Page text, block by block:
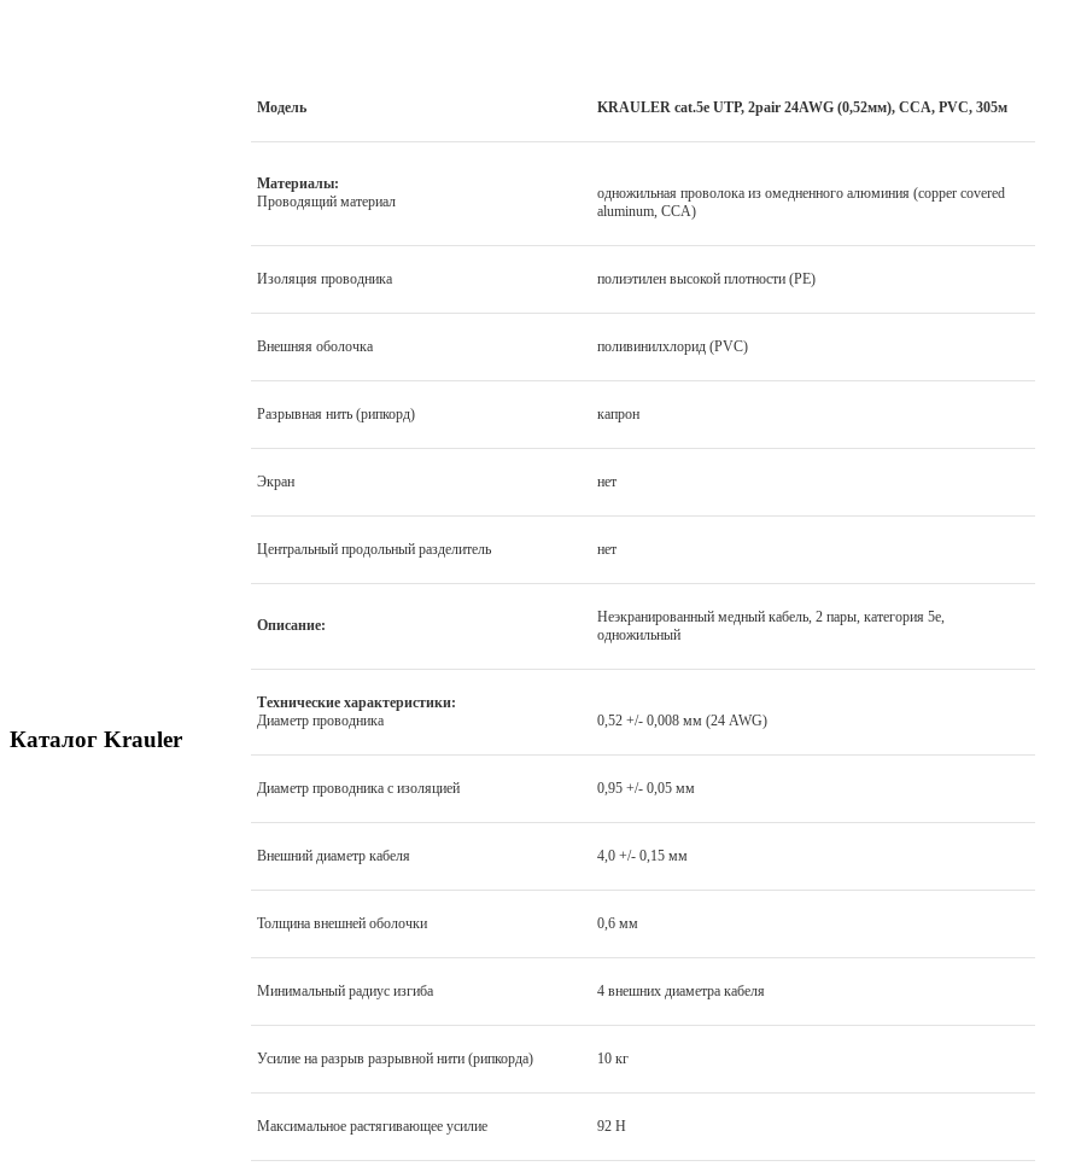
Каталог Krauler
Модель KRAULER cat.5e UTP, 2pair 24AWG (0,52мм), CCA, PVC, 305м
Материалы:
Проводящий материал
одножильная проволока из омедненного алюминия (copper covered
aluminum, CCA)
Изоляция проводника полиэтилен высокой плотности (PE)
Внешняя оболочка поливинилхлорид (PVC)
Разрывная нить (рипкорд) капрон
Экран нет
Центральный продольный разделитель нет
Описание:
Неэкранированный медный кабель, 2 пары, категория 5е,
одножильный
Технические характеристики:
Диаметр проводника
0,52 +/- 0,008 мм (24 AWG)
Диаметр проводника с изоляцией 0,95 +/- 0,05 мм
Внешний диаметр кабеля 4,0 +/- 0,15 мм
Толщина внешней оболочки 0,6 мм
Минимальный радиус изгиба 4 внешних диаметра кабеля
Усилие на разрыв разрывной нити (рипкорда) 10 кг
Максимальное растягивающее усилие 92 H